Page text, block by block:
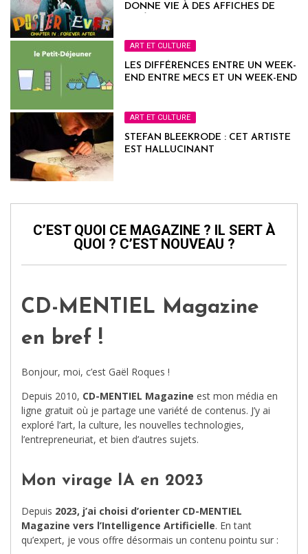
DONNE VIE À DES AFFICHES DE
ART ET CULTURE
LES DIFFÉRENCES ENTRE UN WEEK-
END ENTRE MECS ET UN WEEK-END
ART ET CULTURE
STEFAN BLEEKRODE : CET ARTISTE
EST HALLUCINANT
C’EST QUOI CE MAGAZINE ? IL SERT À
QUOI ? C’EST NOUVEAU ?
CD-MENTIEL Magazine
en bref !
Bonjour, moi, c’est Gaël Roques !
Depuis 2010, CD-MENTIEL Magazine est mon média en
ligne gratuit où je partage une variété de contenus. J’y ai
exploré l’art, la culture, les nouvelles technologies,
l’entrepreneuriat, et bien d’autres sujets.
Mon virage IA en 2023
Depuis 2023, j’ai choisi d’orienter CD-MENTIEL
Magazine vers l’Intelligence Artificielle. En tant
qu’expert, je vous offre désormais un contenu pointu sur :